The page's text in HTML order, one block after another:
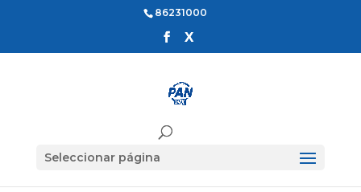
86231000
Seleccionar página